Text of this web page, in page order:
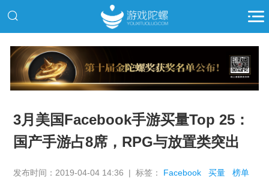
推广
3月美国Facebook手游买量Top 25：
国产手游占8席，RPG与放置类突出
发布时间：2019-04-04 14:36 | 标签： Facebook 买量 榜单